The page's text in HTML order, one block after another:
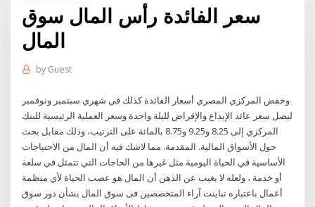
سعر الفائدة رأس المال سوق
المال
by Guest
وخفض المركزي المصري أسعار الفائدة كذلك في شهري سبتمبر ونوفمبر
ليصل سعر عائد الإيداع والإقراض لليلة واحدة وسعر العملية الرئيسية للبنك
المركزي إلى 8.25 و9.25 و8.75 بالمائة على الترتيب، وذلك مقابل بحث
حول الأسواق المالية. المقدمة. مما لاشك فيه أن المال من الاحتياجات
الأساسية في الحياة اليومية مثل غيرها من الحاجات التي تتمثل في سلعة
أو خدمة ، ولعله لا يغيب عن الذهن أن المال هو عصب الحياة لأي منظمة
أعمال باعتباره تباينت آراء المتخصصين فى سوق المال بشأن دور سوق